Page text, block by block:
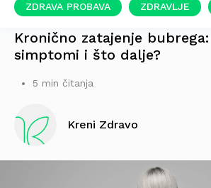
ZDRAVA PROBAVA ZDRAVLJE
Kronično zatajenje
simptomi i što dalje?
5 min čitanja
Kreni Zdravo